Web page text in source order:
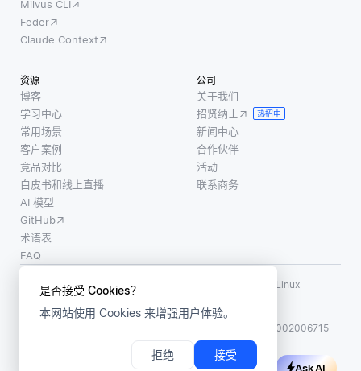
是否接受 Cookies？
本网站使用 Cookies 来增强用户体验。
拒绝 接受
Milvus CLI
Feder
Claude Context
资源
博客
学习中心
常用场景
客户案例
竞品对比
白皮书和线上直播
AI 模型
GitHub
术语表
FAQ
公司
关于我们
招贤纳士
热招中
新闻中心
合作伙伴
活动
联系商务
使用条款
LF AI、LF AI & Data、Milvus，以及相关的开源项目名称为 Linux
Foundation 所有商标
版权所有 ©2026 上海赜睿信息科技有限公司保留所有权利
沪公网安备31011002006715
Ask AI